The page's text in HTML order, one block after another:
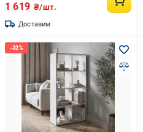
1 619 ₴/шт.
Доставим